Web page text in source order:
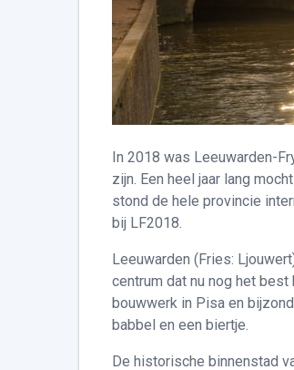
In 2018 was Leeuwarden-
zijn. Een heel jaar lang
stond de hele provincie
bij LF2018.
Leeuwarden (Fries:
centrum dat nu nog het
bouwwerk in Pisa en
babbel en een biertje.
De historische binnenstad